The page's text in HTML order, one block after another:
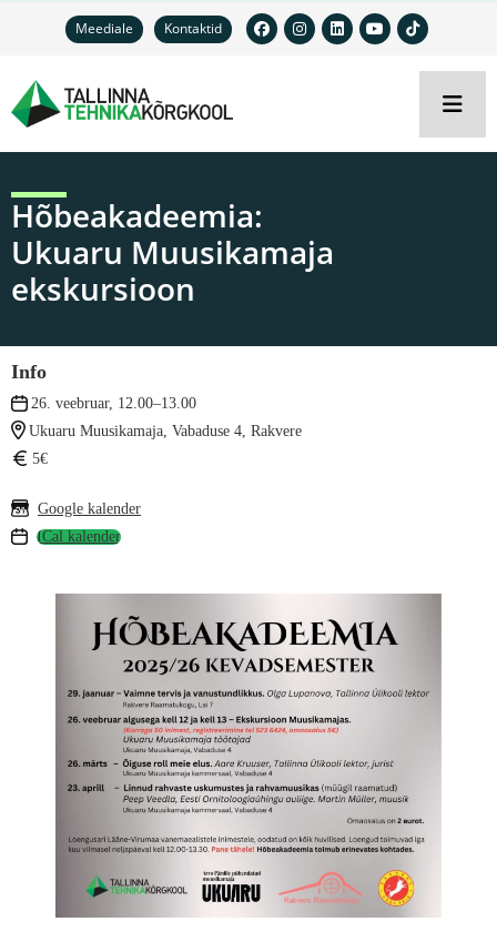
Meediale Kontaktid
Hõbeakadeemia:
Ukuaru Muusikamaja
ekskursioon
Info
26. veebruar, 12.00–13.00
Ukuaru Muusikamaja, Vabaduse 4, Rakvere
5€
Google kalender